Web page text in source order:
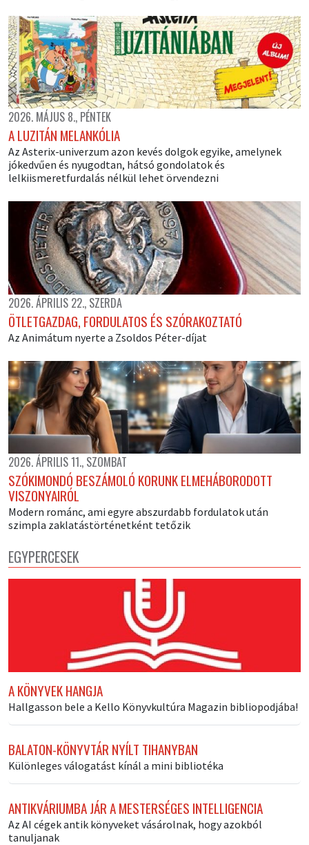
2026. MÁJUS 8., PÉNTEK
A LUZITÁN MELANKÓLIA
Az Asterix-univerzum azon kevés dolgok egyike, amelynek
jókedvűen és nyugodtan, hátsó gondolatok és
lelkiismeretfurdalás nélkül lehet örvendezni
2026. ÁPRILIS 22., SZERDA
ÖTLETGAZDAG, FORDULATOS ÉS SZÓRAKOZTATÓ
Az Animátum nyerte a Zsoldos Péter-díjat
2026. ÁPRILIS 11., SZOMBAT
SZÓKIMONDÓ BESZÁMOLÓ KORUNK ELMEHÁBORODOTT
VISZONYAIRÓL
Modern románc, ami egyre abszurdabb fordulatok után
szimpla zaklatástörténetként tetőzik
EGYPERCESEK
A KÖNYVEK HANGJA
Hallgasson bele a Kello Könyvkultúra Magazin bibliopodjába!
BALATON-KÖNYVTÁR NYÍLT TIHANYBAN
Különleges válogatást kínál a mini bibliotéka
ANTIKVÁRIUMBA JÁR A MESTERSÉGES INTELLIGENCIA
Az AI cégek antik könyveket vásárolnak, hogy azokból
tanuljanak